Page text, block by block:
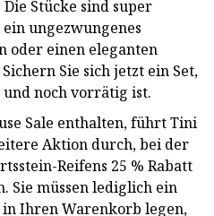
Stücke sind super
ungezwungenes
oder einen eleganten
Sie sich jetzt ein Set,
und noch vorrätig ist.
Sale enthalten, führt Tini
Aktion durch, bei der
Reifens 25 % Rabatt
Sie müssen lediglich ein
Ihren Warenkorb legen,